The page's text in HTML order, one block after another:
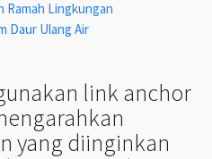
Ramah Lingkungan
Daur Ulang Air
link anchor
yang diinginkan